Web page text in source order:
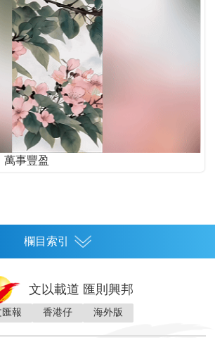
事豐盈
欄目索引
文以載道 匯則興邦
匯報 香港仔 海外版